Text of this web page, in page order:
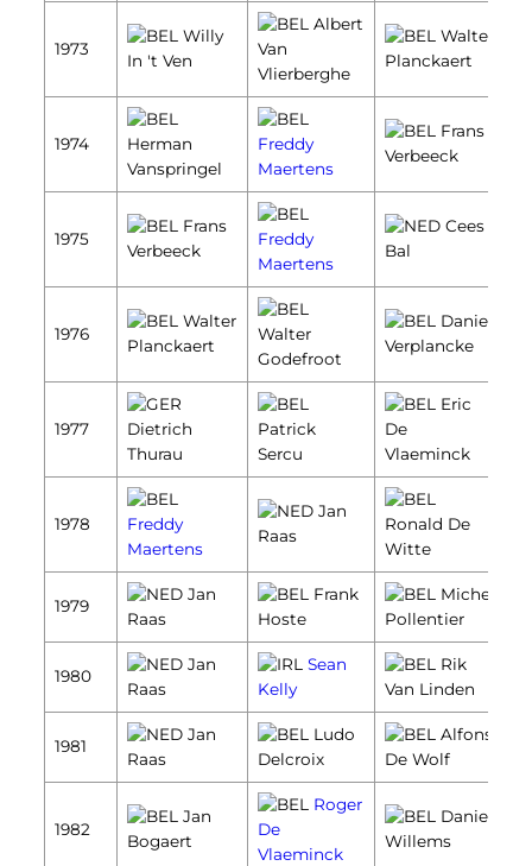
1973
Willy
In 't Ven
Albert
Van
Vlierberghe
Walter
Planckaert
1974
Herman
Vanspringel
Freddy
Maertens
Frans
Verbeeck
1975
Frans
Verbeeck
Freddy
Maertens
Cees
Bal
1976
Walter
Planckaert
Walter
Godefroot
Daniel
Verplancke
1977
Dietrich
Thurau
Patrick
Sercu
Eric
De
Vlaeminck
1978
Freddy
Maertens
Jan
Raas
Ronald De
Witte
1979
Jan
Raas
Frank
Hoste
Michel
Pollentier
1980
Jan
Raas
Sean
Kelly
Rik
Van Linden
1981
Jan
Raas
Ludo
Delcroix
Alfons
De Wolf
1982
Jan
Bogaert
Roger
De
Vlaeminck
Daniel
Willems